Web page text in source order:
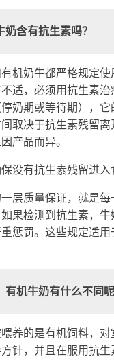
奶含有抗生素吗？
机奶牛都严格规定使
适，必须用抗生素
奶期或等待期），
取决于抗生素残留离
产品而异。
没有抗生素残留进入
层质量保证，就是
果检测到抗生素，牛
惩罚。这些规定适
有机牛奶有什么不同呢
养的是有机饲料，对
针，并且在服用抗